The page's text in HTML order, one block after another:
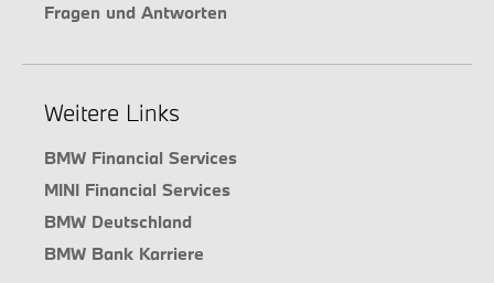
Fragen und Antworten
Weitere Links
BMW Financial Services
MINI Financial Services
BMW Deutschland
BMW Bank Karriere